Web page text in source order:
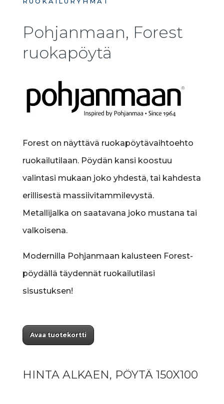
Pohjanmaan, Forest
ruokapöytä
Forest on näyttävä ruokapöytävaihtoehto
ruokailutilaan. Pöydän kansi koostuu
valintasi mukaan joko yhdestä, tai kahdesta
erillisestä massiivitammilevystä.
Metallijalka on saatavana joko mustana tai
valkoisena.
Modernilla Pohjanmaan kalusteen Forest-
pöydällä täydennät ruokailutilasi
sisustuksen!
Avaa tuotekortti
HINTA ALKAEN, PÖYTÄ 150X100